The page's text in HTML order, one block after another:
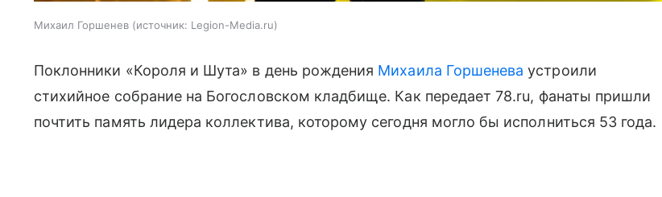
Михаил Горшенев источник: Legion-Media.ru
Поклонники «Короля и Шута» в день рождения Михаила Горшенева устроили
стихийное собрание на Богословском кладбище. Как передает 78.ru, фанаты пришли
почтить память лидера коллектива, которому сегодня могло бы исполниться 53 года.